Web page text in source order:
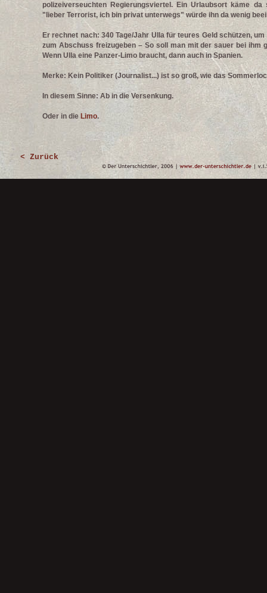
polizeiverseuchten Regierungsviertel. Ein Urlaubsort käme da
"lieber Terrorist, ich bin privat unterwegs" würde ihn da wenig
Er rechnet nach: 340 Tage/Jahr Ulla für teures Geld schützen,
zum Abschuss freizugeben – So soll man mit der sauer bei ihm
Wenn Ulla eine Panzer-Limo braucht, dann auch in Spanien.
Merke: Kein Politiker (Journalist...) ist so groß, wie das
In diesem Sinne: Ab in die Versenkung.
Oder in die Limo.
< Zurück